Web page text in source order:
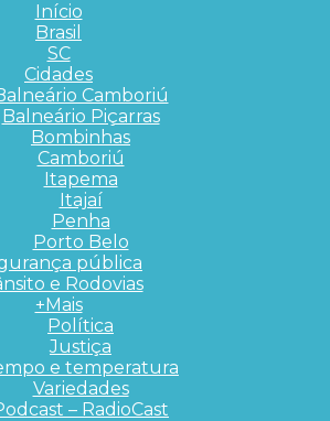
Início
Brasil
SC
Cidades
Camboriú
Balneário Piçarras
Bombinhas
Camboriú
Itapema
Itajaí
Penha
Porto Belo
pública
e Rodovias
+Mais
Política
Justiça
e temperatura
Variedades
– RadioCast